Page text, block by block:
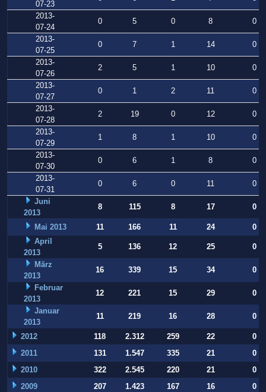
07-23
2013-
07-24
0 5 0 8
0
2013-
07-25
0 7 1 14
0
2013-
07-26
2 5 1 10
0
2013-
07-27
0 1 2 11
0
2013-
07-28
2 19 0 12
0
2013-
07-29
1 8 1 10
0
2013-
07-30
0 6 1 8
0
2013-
07-31
0 6 0 11
0
Juni
2013
8 115 8 17 0
Mai 2013 11 166 11 24
0
April
2013
5 136 12 25
0
März
2013
16 339 15 34
0
Februar
2013
12 221 15 29
0
Januar
2013
11 219 16 28 0
2012 118 2.312 259 22
0
2011
131 1.547 335 21
0
2010
322 2.545 220 21
0
2009
207 1.423 167 16 0